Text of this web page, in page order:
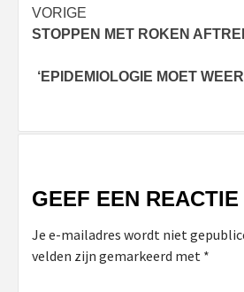
Bericht
navigatie
VORIGE
STOPPEN MET ROKEN
‘EPIDEMIOLOGIE MOET
GEEF EEN REACTIE
Je e-mailadres wordt niet
velden zijn gemarkeerd met *